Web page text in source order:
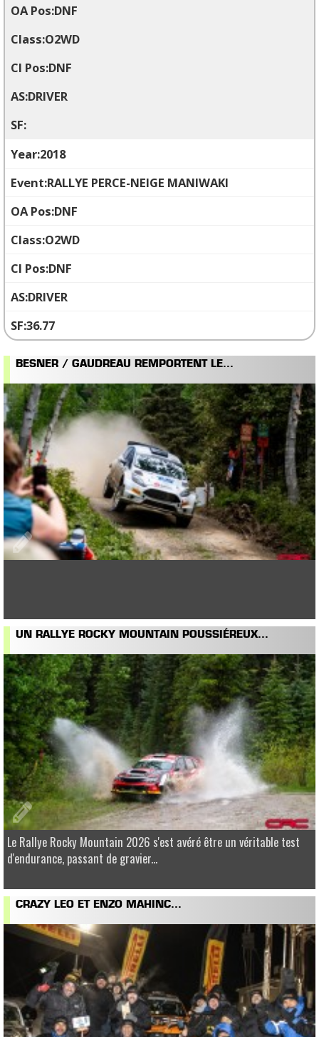
DNF
O2WD
DNF
DRIVER
2018
RALLYE PERCE-NEIGE MANIWAKI
DNF
O2WD
DNF
DRIVER
36.77
BESNER / GAUDREAU REMPORTENT LE...
UN RALLYE ROCKY MOUNTAIN POUSSIÉREUX...
Le Rallye Rocky Mountain 2026 s'est avéré être un véritable test
d'endurance, passant de gravier...
CRAZY LEO ET ENZO MAHINC...